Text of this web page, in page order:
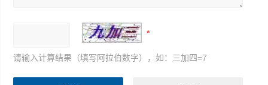
请输入计算结果（填写阿拉伯数字），如：三加四=7